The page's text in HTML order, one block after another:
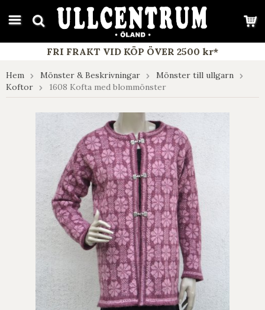
google-site-verification: google7e4b1026db5d9f32.html
FRI FRAKT VID KÖP ÖVER 2500 kr*
Hem Mönster & Beskrivningar
Mönster till ullgarn
Koftor
1608 Kofta med blommönster